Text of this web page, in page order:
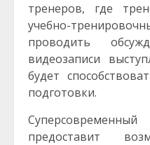
тренеров, где
учебно-
проводить
видеозаписи
будет
подготовки.
предоставит